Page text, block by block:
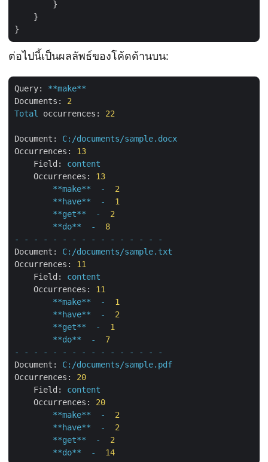
        }
    }
ต่อไปนี้เป็นผลลัพธ์ของโค้ดด้านบน:
Query:
**make**
Documents:
2
Total
occurrences: 22
Document:
C:/documents/sample.docx
Occurrences:
13
Field:
content
Occurrences:
13
**make**
-
2
**have**
-
1
**get**
-
2
**do**
-
8
-
- - - - - - - - - - - - - -
-
Document:
C:/documents/sample.txt
Occurrences:
11
Field:
content
Occurrences:
11
**make**
-
1
**have**
-
2
**get**
-
1
**do**
-
7
-
- - - - - - - - - - - - - -
-
Document:
C:/documents/sample.pdf
Occurrences:
20
Field:
content
Occurrences:
20
**make**
-
2
**have**
-
2
**get**
-
2
**do**
- 14